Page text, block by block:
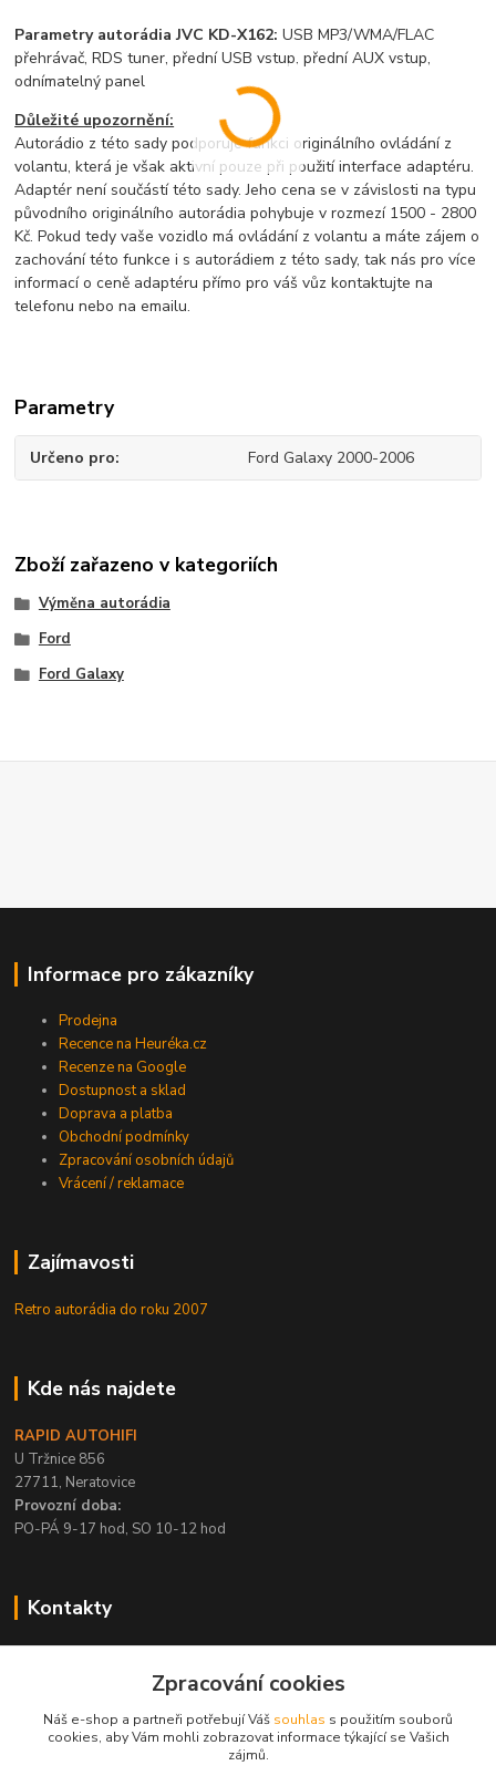
Parametry autorádia JVC KD-X162:USB MP3/WMA/FLAC
přehrávač, RDS tuner, přední USB vstup, přední AUX vstup,
odnímatelný panel
Důležité upozornění:
Autorádio z této sady podporuje funkci originálního ovládání z
volantu, která je však aktivní pouze při použití interface adaptéru.
Adaptér není součástí této sady. Jeho cena se v závislosti na typu
původního originálního autorádia pohybuje v rozmezí 1500 - 2800
Kč. Pokud tedy vaše vozidlo má ovládání z volantu a máte zájem o
zachování této funkce i s autorádiem z této sady, tak nás pro více
informací o ceně adaptéru přímo pro váš vůz kontaktujte na
telefonu nebo na emailu.
Parametry
Určeno pro Ford Galaxy 2000-2006
Zboží zařazeno v kategoriích
Výměna autorádia
Ford
Ford Galaxy
Informace pro zákazníky
Prodejna
Recence na Heuréka.cz
Recenze na Google
Dostupnost a sklad
Doprava a platba
Obchodní podmínky
Zpracování osobních údajů
Vrácení / reklamace
Zajímavosti
Retro autorádia do roku 2007
Kde nás najdete
RAPID AUTOHIFI
U Tržnice 856
27711, Neratovice
Provozní doba:
PO-PÁ 9-17 hod, SO 10-12 hod
Kontakty
PO-PÁ / 9-17 hod, SO 10-12 hod
info@rapid-autohifi.com
Zpracování cookies
Náš e-shop a partneři potřebují Váš souhlas s použitím souborů
cookies, aby Vám mohli zobrazovat informace týkající se Vašich
zájmů.